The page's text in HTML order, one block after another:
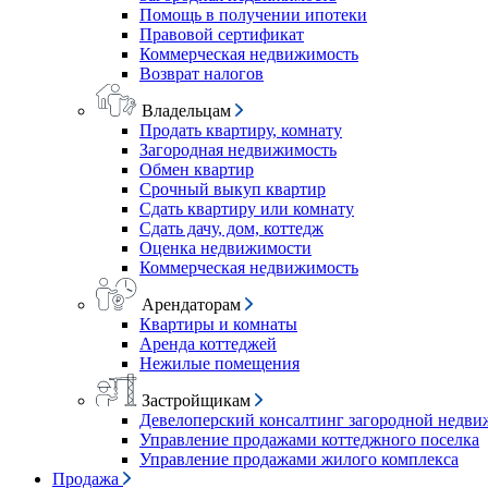
Помощь в получении ипотеки
Правовой сертификат
Коммерческая недвижимость
Возврат налогов
Владельцам
Продать квартиру, комнату
Загородная недвижимость
Обмен квартир
Срочный выкуп квартир
Сдать квартиру или комнату
Сдать дачу, дом, коттедж
Оценка недвижимости
Коммерческая недвижимость
Арендаторам
Квартиры и комнаты
Аренда коттеджей
Нежилые помещения
Застройщикам
Девелоперский консалтинг загородной
Управление продажами коттеджного поселка
Управление продажами жилого комплекса
Продажа